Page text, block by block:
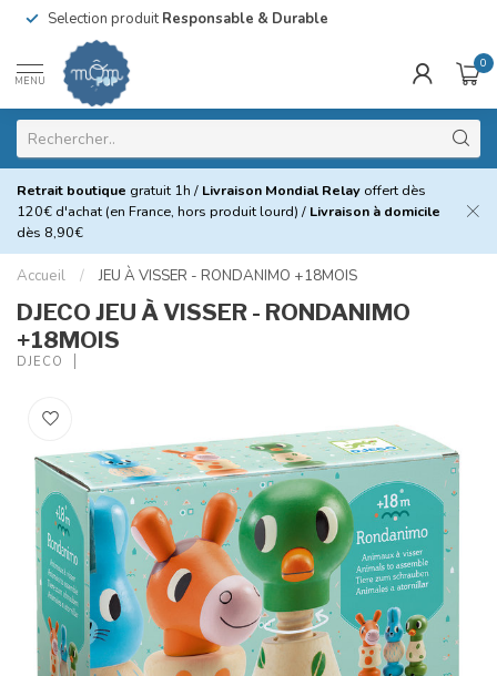
Selection produitResponsable & Durable
MENU
0
Retrait boutique gratuit 1h / Livraison Mondial Relay offert dès
120€ d'achat (en France, hors produit lourd) / Livraison à domicile
dès 8,90€
Accueil / JEU À VISSER - RONDANIMO +18MOIS
DJECO JEU À VISSER - RONDANIMO
+18MOIS
DJECO